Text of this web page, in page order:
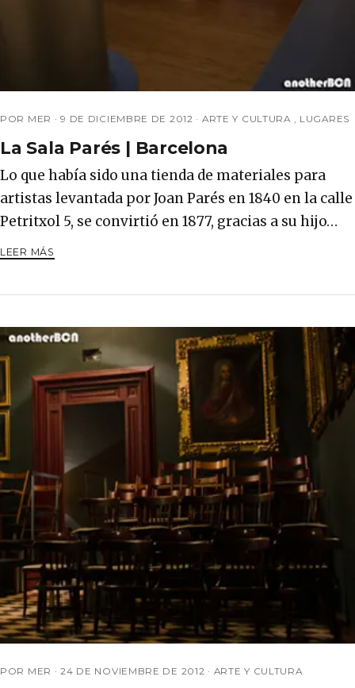
POR MER ·9 DE DICIEMBRE DE 2012 · ARTE Y CULTURA, LUGARES
La Sala Parés | Barcelona
Lo que había sido una tienda de materiales para
artistas levantada por Joan Parés en 1840 en la calle
Petritxol 5, se convirtió en 1877, gracias a su hijo…
LEER MÁS
POR MER ·24 DE NOVIEMBRE DE 2012 · ARTE Y CULTURA